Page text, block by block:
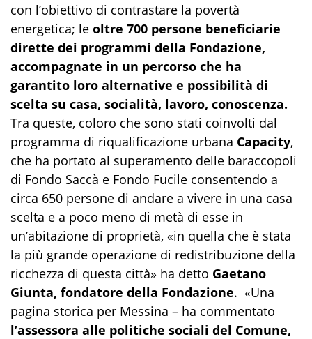
con l’obiettivo di contrastare la povertà
energetica; le oltre 700 persone beneficiarie
dirette dei programmi della Fondazione,
accompagnate in un percorso che ha
garantito loro alternative e possibilità di
scelta su casa, socialità, lavoro, conoscenza.
Tra queste, coloro che sono stati coinvolti dal
programma di riqualificazione urbana Capacity,
che ha portato al superamento delle baraccopoli
di Fondo Saccà e Fondo Fucile consentendo a
circa 650 persone di andare a vivere in una casa
scelta e a poco meno di metà di esse in
un’abitazione di proprietà, «in quella che è stata
la più grande operazione di redistribuzione della
ricchezza di questa città» ha detto Gaetano
Giunta, fondatore della Fondazione. «Una
pagina storica per Messina – ha commentato
l’assessora alle politiche sociali del Comune,